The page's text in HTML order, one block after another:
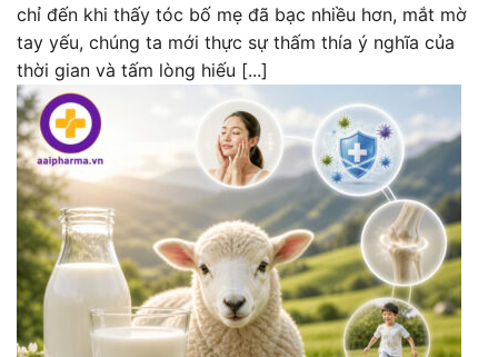
chỉ đến khi thấy tóc bố mẹ đã bạc nhiều hơn, mắt mờ
tay yếu, chúng ta mới thực sự thấm thía ý nghĩa của
thời gian và tấm lòng hiếu [...]